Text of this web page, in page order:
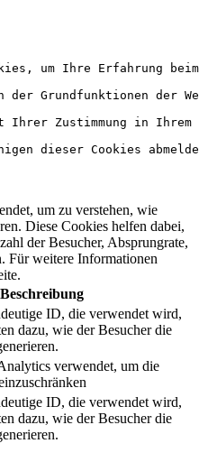
um Ihre Erfahrung
Grundfunktionen der
Ihrer Zustimmung in
dieser Cookies
um zu verstehen, wie
Diese Cookies helfen dabei,
der Besucher, Absprungrate,
Für weitere Informationen
Beschreibung
ID, die verwendet wird,
dazu, wie der Besucher die
verwendet, um die
ID, die verwendet wird,
dazu, wie der Besucher die